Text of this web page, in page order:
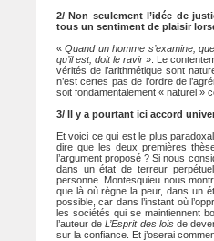
2/ Non seulement l’idée de
tous un sentiment de plaisir
«Quand un homme s’examine,
qu’il est, doit le ravir». Le
vérités de l’arithmétique sont
n’est certes pas de l’ordre de
soit fondamentalement « naturel »
3/ Il y a pourtant ici accord
Et voici ce qui est le plus
dire que les deux premières
l’argument proposé ? Si nous
dans un état de terreur
personne. Montesquieu nous
que là où règne la peur, dans un
possible, car dans l’instant où
les sociétés qui se maintiennent
l’auteur deL’Esprit des loisde
sur la confiance. Et j’oserai